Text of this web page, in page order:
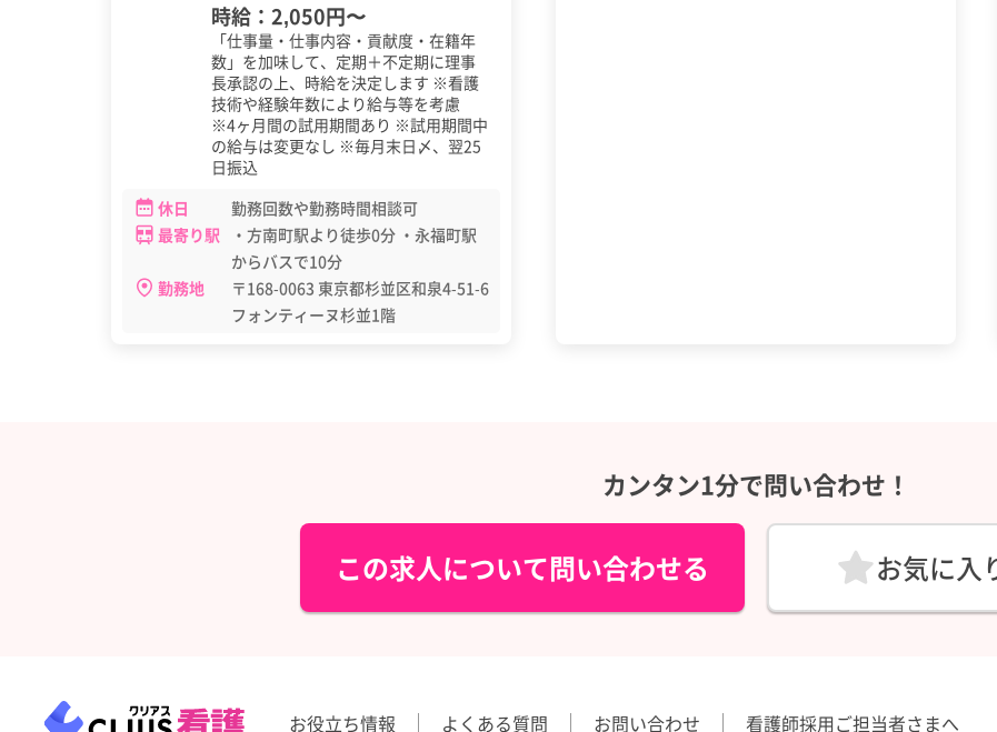
時給： 2,050円〜
「仕事量・仕事内容・貢献度・在籍年
数」を加味して、定期＋不定期に理事
長承認の上、時給を決定します ※看護
技術や経験年数により給与等を考慮
※4ヶ月間の試用期間あり ※試用期間中
の給与は変更なし ※毎月末日〆、翌25
日振込
休日
勤務回数や勤務時間相談可
最寄り駅
・方南町駅より徒歩0分 ・永福町駅
からバスで10分
勤務地
〒168-0063 東京都杉並区和泉4-51-6
フォンティーヌ杉並1階
カンタン1分で問い合わせ！
この求人について問い合わせる お気に入
お役立ち情報 よくある質問 お問い合わせ 看護師採用ご担当者さまへ